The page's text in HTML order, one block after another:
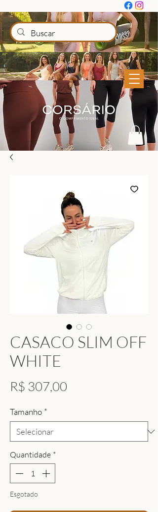
CASACO SLIM OFF
WHITE
R$ 307,00
Tamanho *
Quantidade *
Esgotado